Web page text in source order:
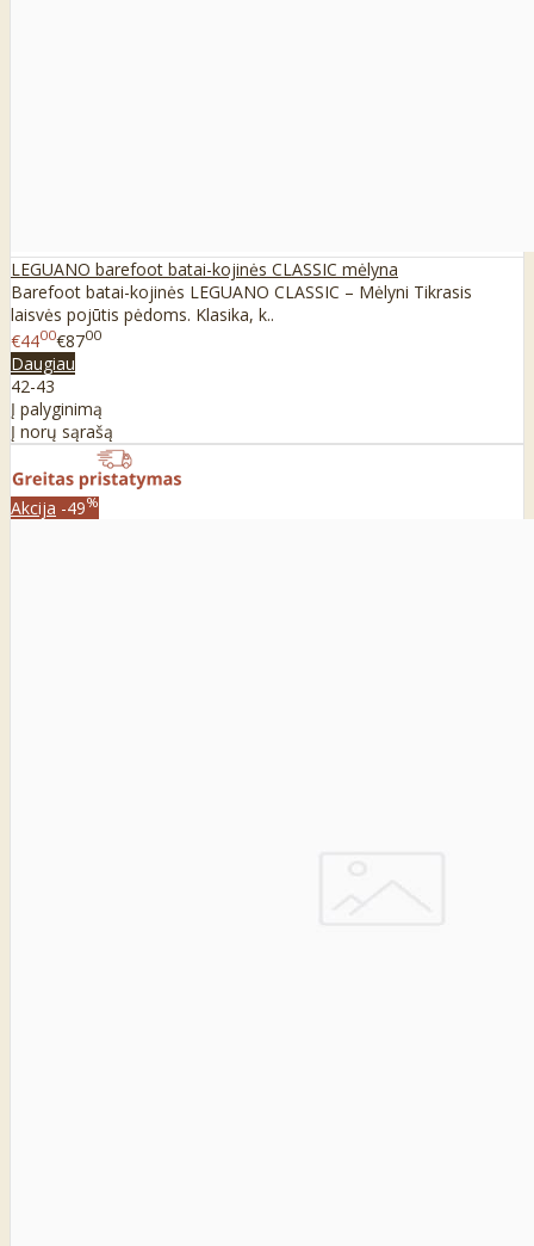
LEGUANO barefoot batai-kojinės CLASSIC mėlyna
Barefoot batai-kojinės LEGUANO CLASSIC – Mėlyni Tikrasis
laisvės pojūtis pėdoms. Klasika, k..
€4400€8700
Daugiau
42-43
Į palyginimą
Į norų sąrašą
Akcija -49%